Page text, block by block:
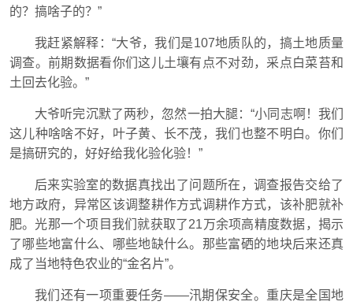
的？搞啥子的？”
我赶紧解释：“大爷，我们是107地质队的，搞土地质量
调查。前期数据看你们这儿土壤有点不对劲，采点白菜苔和
土回去化验。”
大爷听完沉默了两秒，忽然一拍大腿：“小同志啊！我们
这儿种啥啥不好，叶子黄、长不茂，我们也整不明白。你们
是搞研究的，好好给我化验化验！”
后来实验室的数据真找出了问题所在，调查报告交给了
地方政府，异常区该调整耕作方式调耕作方式，该补肥就补
肥。光那一个项目我们就获取了21万余项高精度数据，揭示
了哪些地富什么、哪些地缺什么。那些富硒的地块后来还真
成了当地特色农业的“金名片”。
我们还有一项重要任务——汛期保安全。重庆是全国地